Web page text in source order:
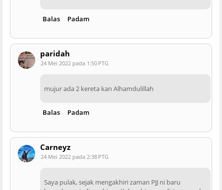
Balas Padam
paridah
24 Mei 2022 pada 1:50 PTG
mujur ada 2 kereta kan Alhamdulillah
Balas Padam
Carneyz
24 Mei 2022 pada 2:38 PTG
Saya pulak, sejak mengakhiri zaman PJJ ni baru